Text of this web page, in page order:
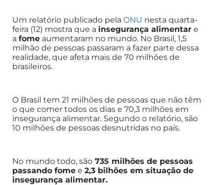
Um relatório publicado pela ONU nesta quarta-
feira (12) mostra que a insegurança alimentar e
a fome aumentaram no mundo. No Brasil, 1,5
milhão de pessoas passaram a fazer parte dessa
realidade, que afeta mais de 70 milhões de
brasileiros.
O Brasil tem 21 milhões de pessoas que não têm
o que comer todos os dias e 70,3 milhões em
insegurança alimentar. Segundo o relatório, são
10 milhões de pessoas desnutridas no país.
No mundo todo, são 735 milhões de pessoas
passando fome e 2,3 bilhões em situação de
insegurança alimentar.